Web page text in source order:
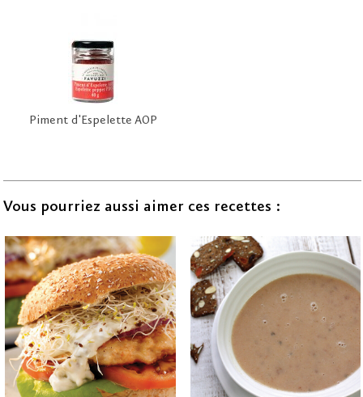
Piment d'Espelette AOP
Vous pourriez aussi aimer ces recettes :